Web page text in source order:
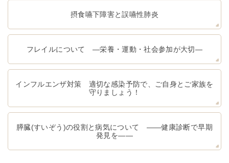
摂食嚥下障害と誤嚥性肺炎
フレイルについて ―栄養・運動・社会参加が大切―
インフルエンザ対策 適切な感染予防で、ご自身とご家族を
守りましょう！
膵臓(すいぞう)の役割と病気について ――健康診断で早期
発見を――